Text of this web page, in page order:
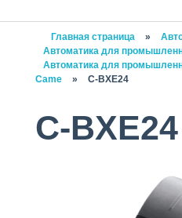
Главная страница »
Автоматика для
Автоматика для
Came
» C-BXE24
C-BXE24